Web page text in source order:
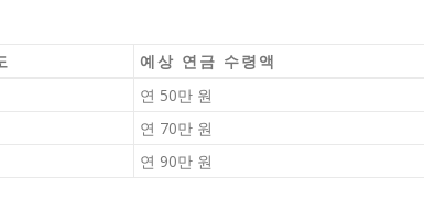
예상 연금 수령액
연 50만 원
연 70만 원
연 90만 원